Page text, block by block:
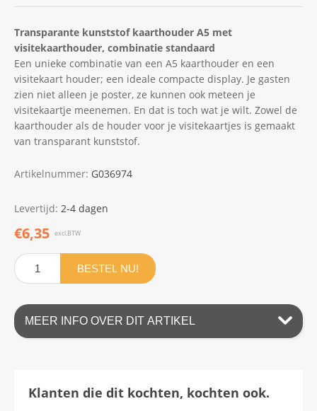
Transparante kunststof kaarthouder A5 met
visitekaarthouder, combinatie standaard
Een unieke combinatie van een A5 kaarthouder en een
visitekaart houder; een ideale compacte display. Je gasten
zien niet alleen je poster, ze kunnen ook meteen je
visitekaartje meenemen. En dat is toch wat je wilt. Zowel de
kaarthouder als de houder voor je visitekaartjes is gemaakt
van transparant kunststof.
Artikelnummer: G036974
Levertijd: 2-4 dagen
€6,35 excl.BTW
BESTEL NU!
MEER INFO OVER DIT ARTIKEL
Klanten die dit kochten, kochten ook.